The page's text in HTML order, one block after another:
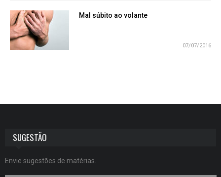
Mal súbito ao volante
07/07/2016
SUGESTÃO
Envie sugestões de matérias.